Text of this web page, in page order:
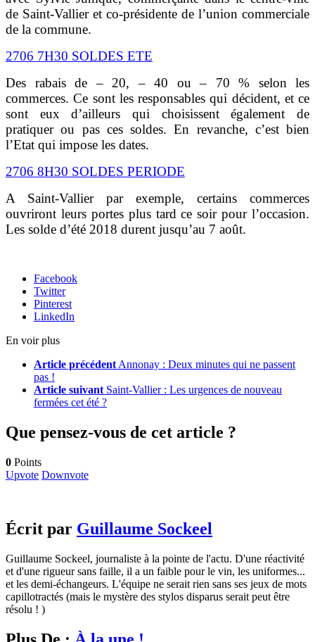
de Saint-Vallier et co-présidente de l’union commerciale
de la commune.
2706 7H30 SOLDES ETE
Des rabais de – 20, – 40 ou – 70 % selon les
commerces. Ce sont les responsables qui décident, et ce
sont eux d’ailleurs qui choisissent également de
pratiquer ou pas ces soldes. En revanche, c’est bien
l’Etat qui impose les dates.
2706 8H30 SOLDES PERIODE
A Saint-Vallier par exemple, certains commerces
ouvriront leurs portes plus tard ce soir pour l’occasion.
Les solde d’été 2018 durent jusqu’au 7 août.
Facebook
Twitter
Pinterest
LinkedIn
En voir plus
Article précédent Annonay : Deux minutes qui ne passent
pas !
Article suivant Saint-Vallier : Les urgences de nouveau
fermées cet été ?
Que pensez-vous de cet article ?
0 Points
Upvote Downvote
Écrit par Guillaume Sockeel
Guillaume Sockeel, journaliste à la pointe de l'actu. D'une réactivité
et d'une rigueur sans faille, il a un faible pour le vin, les uniformes...
et les demi-échangeurs. L'équipe ne serait rien sans ses jeux de mots
capillotractés (mais le mystère des stylos disparus serait peut être
résolu ! )